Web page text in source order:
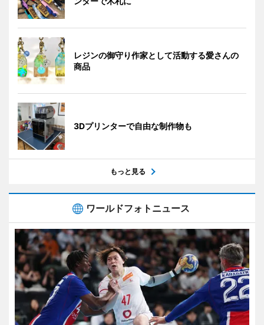
レジンの御守り作家として活動する愛さんの
商品
3Dプリンターで自由な制作物も
もっと見る
ワールドフォトニュース